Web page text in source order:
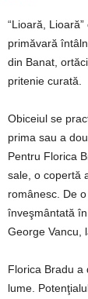
“Lioară,
primăvară
din Banat,
pritenie curată.
Obiceiul se
prima sau a
Pentru Florica
sale, o copertă
românesc. De
înveşmântată
George Vancu,
Florica Bradu a
lume.